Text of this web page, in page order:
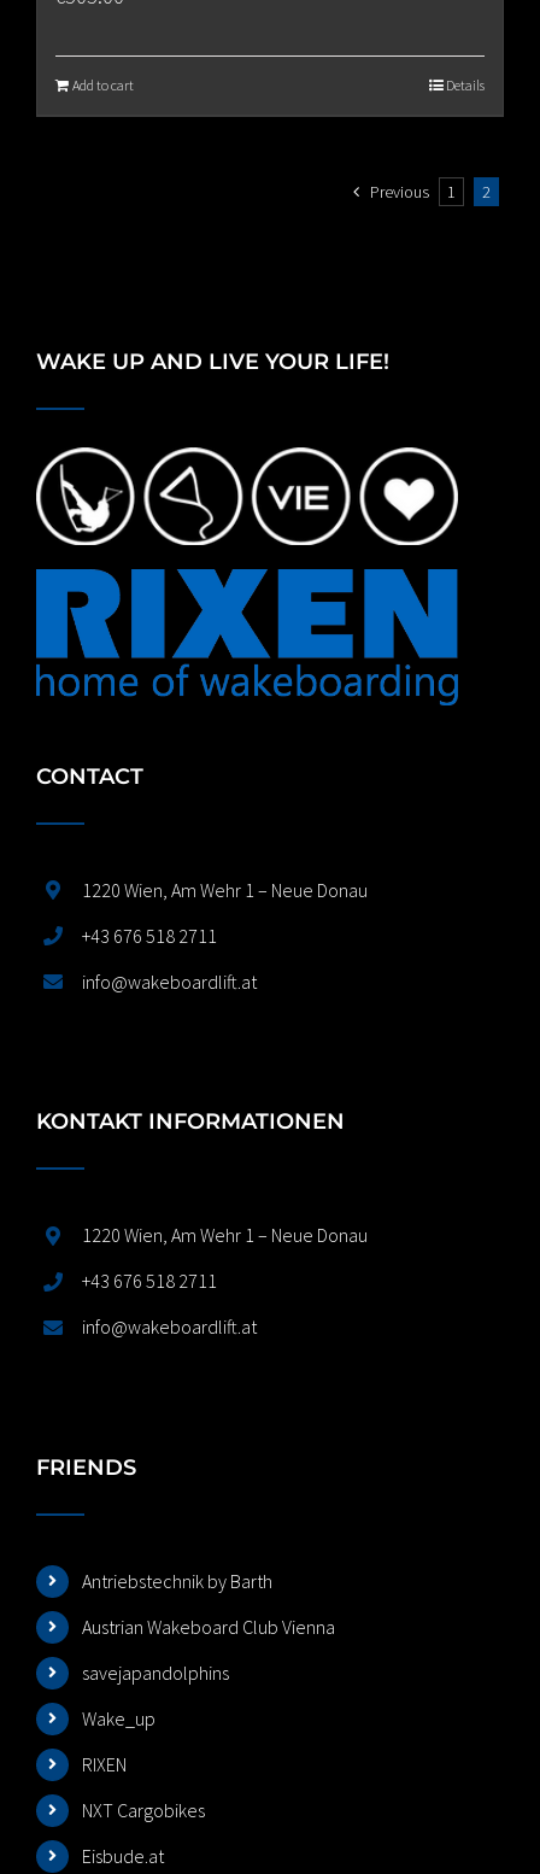
Add to cart Details
Previous 1 2
WAKE UP AND LIVE YOUR LIFE!
CONTACT
1220 Wien, Am Wehr 1 – Neue Donau
+43 676 518 2711
info@wakeboardlift.at
KONTAKT INFORMATIONEN
1220 Wien, Am Wehr 1 – Neue Donau
+43 676 518 2711
info@wakeboardlift.at
FRIENDS
Antriebstechnik by Barth
Austrian Wakeboard Club Vienna
savejapandolphins
Wake_up
RIXEN
NXT Cargobikes
Eisbude.at